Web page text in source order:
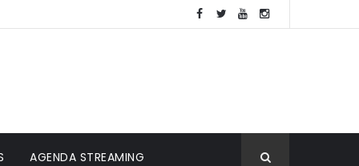
AGENDA STREAMING